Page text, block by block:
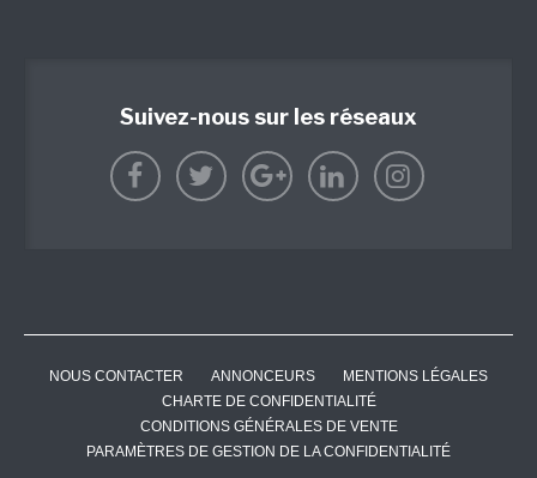
Suivez-nous sur les réseaux
NOUS CONTACTER ANNONCEURS
MENTIONS LÉGALES
CHARTE DE CONFIDENTIALITÉ
CONDITIONS GÉNÉRALES DE VENTE
PARAMÈTRES DE GESTION DE LA CONFIDENTIALITÉ